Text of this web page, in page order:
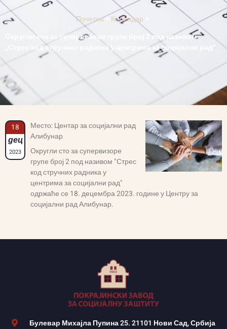
Почетна»Календар
Округли сто за супервизоре групе број 2 под називом
„Стрес код стручних радника у центрима за социјални рад“
18
дец
2023
Место: Центар за социјални рад
Алибунар
Округли сто за супервизоре
групе број 2 под називом "Стрес
код стручних радника у
центрима за социјални рад"
одржаће се 18. децембра 2023. године у Центру за
социјални рад Алибунар.
Булевар Михајла Пупина 25. 21101 Нови Сад, Србија